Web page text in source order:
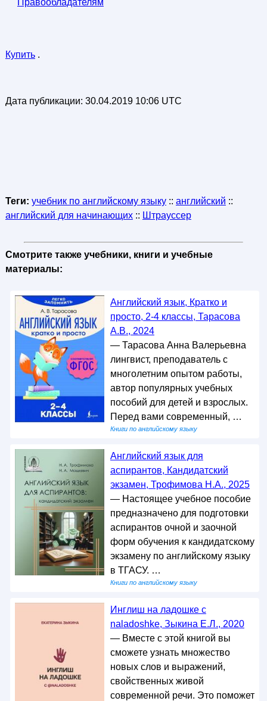
Правообладателям
Купить.
Дата публикации: 30.04.2019 10:06 UTC
Теги: учебник по английскому языку:: английский ::
английский для начинающих:: Штрауссер
Смотрите также учебники, книги и учебные
материалы:
Английский язык, Кратко и
просто, 2-4 классы, Тарасова
А.В., 2024
— Тарасова Анна Валерьевна
лингвист, преподаватель с
многолетним опытом работы,
автор популярных учебных
пособий для детей и взрослых.
Перед вами современный, …
Книги по английскому языку
Английский язык для
аспирантов, Кандидатский
экзамен, Трофимова Н.А., 2025
— Настоящее учебное пособие
предназначено для подготовки
аспирантов очной и заочной
форм обучения к кандидатскому
экзамену по английскому языку
в ТГАСУ. …
Книги по английскому языку
Инглиш на ладошке с
naladoshke, Зыкина Е.Л., 2020
— Вместе с этой книгой вы
сможете узнать множество
новых слов и выражений,
свойственных живой
современной речи. Это поможет